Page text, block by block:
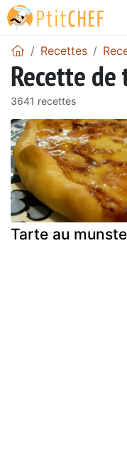
Recettes
Recette
3641 recettes
Tarte au